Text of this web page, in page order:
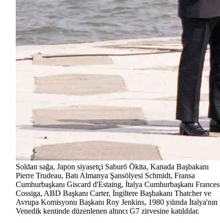
Soldan sağa, Japon siyasetçi Saburō Ōkita, Kanada Başbakanı
Pierre Trudeau, Batı Almanya Şansölyesi Schmidt, Fransa
Cumhurbaşkanı Giscard d'Estaing, İtalya Cumhurbaşkanı
Cossiga, ABD Başkanı Carter, İngiltere Başbakanı Thatcher ve
Avrupa Komisyonu Başkanı Roy Jenkins, 1980 yılında İtalya'nın
Venedik kentinde düzenlenen altıncı G7 zirvesine katıldılar.